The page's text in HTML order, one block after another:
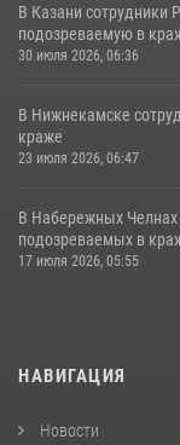
В Казани сотрудники
подозреваемую в
30 июля 2026, 06:36
В Нижнекамске
краже
23 июля 2026, 06:47
В Набережных
подозреваемых в
17 июля 2026, 05:55
НАВИГАЦИЯ
Новости